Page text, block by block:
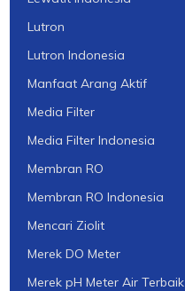
Lutron
Lutron Indonesia
Manfaat Arang Aktif
Media Filter
Media Filter Indonesia
Membran RO
Membran RO Indonesia
Mencari Ziolit
Merek DO Meter
Merek pH Meter Air Terbaik